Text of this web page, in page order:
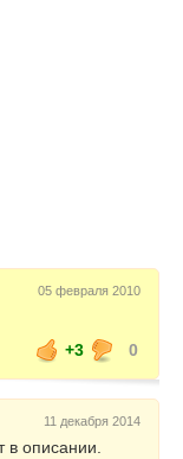
05 февраля 2010
+3
0
11 декабря 2014
в описании.